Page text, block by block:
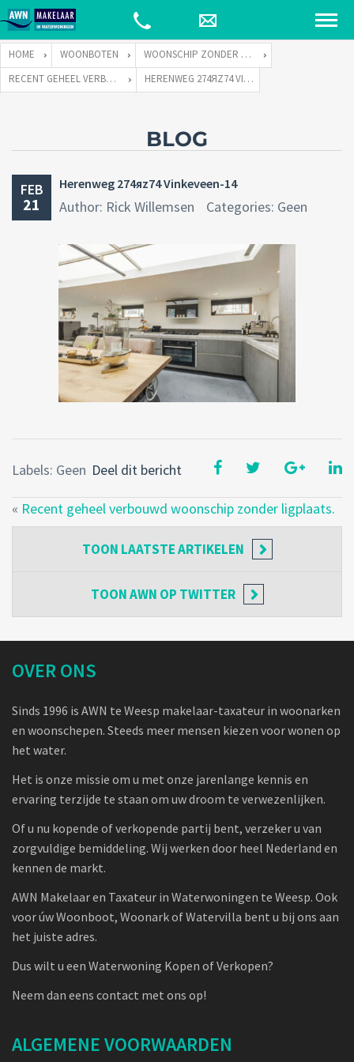
HOME WOONBOTEN
WOONSCHIP ZONDER LIGPLAATS
RECENT GEHEEL VERBOUWD WOONSCHIP ZONDER LIGPLAATS.
HERENWEG 274ЯZ74 VINKEVEEN-14
BLOG
FEB
21
Herenweg 274яz74 Vinkeveen-14
Author: Rick Willemsen Categories: Geen
Deel dit bericht
Labels: Geen
« Recent geheel verbouwd woonschip zonder ligplaats.
TOON LAATSTE ARTIKELEN
TOONAWN OP TWITTER
OVER ONS
Sinds 1996 is AWN te Weesp makelaar-taxateur in woonarken
en woonschepen. Steeds meer mensen kiezen voor wonen op
het water.
Het is onze missie om u met onze jarenlange kennis en
ervaring terzijde te staan om uw droom te verwezenlijken.
Of u nu kopende of verkopende partij bent, verzeker u van
zorgvuldige bemiddeling. Wij werken door heel Nederland en
kennen de markt.
AWN Makelaar en Taxateur in Waterwoningen te Weesp. Ook
voor úw Woonboot, Woonark of Watervilla bent u bij ons aan
het juiste adres.
Dus wilt u een Waterwoning Kopen of Verkopen?
Neem dan eens contact met ons op!
ALGEMENE VOORWAARDEN